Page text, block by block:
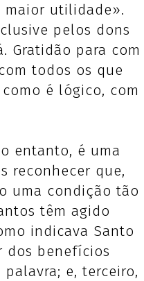
maior utilidade».
pelos dons
Gratidão para com
todos os que
é lógico, com
entanto, é uma
reconhecer que,
uma condição tão
têm agido
indicava Santo
dos benefícios
e, terceiro,